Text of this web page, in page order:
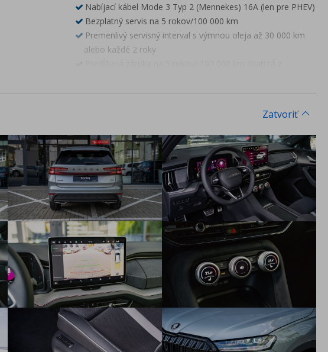
posuvné
priestore
PHEV)
Nabíjací kábel Mode 3 Typ 2 (Mennekes) 16A (len pre PHEV)
Bezplatný servis na 5 rokov/100 000 km
Premenlivý servisný interval s výmnou oleja až 30 000 km
alebo každé 2 roky
obmedzenia počtu kilometrov)
pomoc servisným vozidlom na mieste poruchy(porucha na
vozidle, chýbajúce PHM, defekt pneumatiky,
zabuchnuté/stratené kľúče, vybitá batéria,zámena paliva),
odtiahnutie vozidla, prípadne služby - náhradnú dopravu,
požičanie náhradného vozidla, ubytovanie pre posádku, a i.
Matrix-LED predné svetlomety s AFS a Corner funkciou
Full LED zadné svetlá s dynamickými ukazovateľmi smeru,
uvítacím efektom a červenou lištou medzi svetlami
predná maska s horizontálnym svetelným pásom
elektricky ovládané piate dvere
KESSY Advanced - bezkľúčové odomykanie, zamykanie a
štartovanie, alarm so Safe systémom
ele. nastaviteľné sedadlo vodiča s pamäťou a nastavením
hĺbky sedáku, výškovo nastaviteľné sedadlo spolujazdca s
manuálne nastaviteľnou bedrovou opierkou a nastavením
hĺbky sedáku
Navigácia 13", Smartlink, web rádio
Zatvoriť